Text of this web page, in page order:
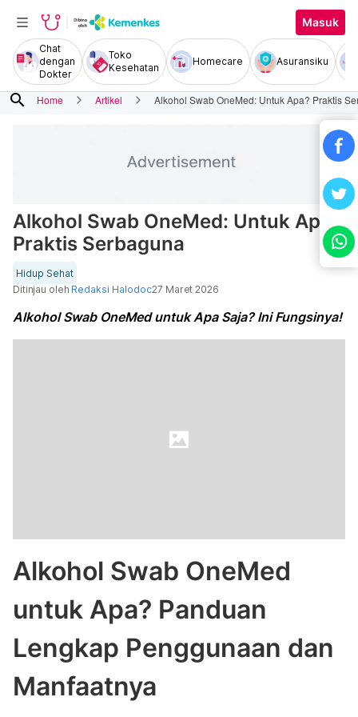
Masuk
Chat
dengan
Dokter
Toko
Kesehatan
Homecare Asuransiku
search Home Artikel Alkohol Swab OneMed: Untuk Apa? Praktis
Alkohol Swab OneMed: Untuk Apa?
Praktis Serbaguna
Hidup Sehat
Ditinjau oleh Redaksi Halodoc27 Maret 2026
Alkohol Swab OneMed untuk Apa Saja? Ini Fungsinya!
Alkohol Swab OneMed
untuk Apa? Panduan
Lengkap Penggunaan dan
Manfaatnya